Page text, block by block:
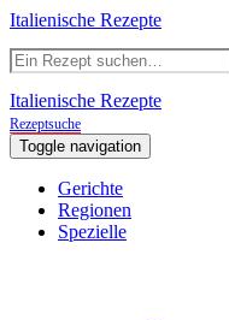
Italienische Rezepte
Italienische Rezepte
Rezeptsuche
Toggle navigation
Gerichte
Regionen
Spezielle